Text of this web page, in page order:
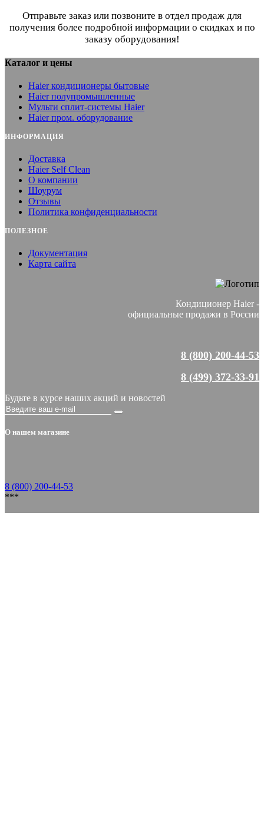
Отправьте заказ или позвоните в отдел продаж для
получения более подробной информации о скидках и по
заказу оборудования!
Каталог и цены
Haier кондиционеры бытовые
Haier полупромышленные
Мульти сплит-системы Haier
Haier пром. оборудование
ИНФОРМАЦИЯ
Доставка
Haier Self Clean
О компании
Шоурум
Отзывы
Политика конфиденциальности
ПОЛЕЗНОЕ
Документация
Карта сайта
Кондиционер Haier -
официальные продажи в России
8 (800) 200-44-53
8 (499) 372-33-91
Будьте в курсе наших акций и новостей
О нашем магазине
8 (800) 200-44-53
***